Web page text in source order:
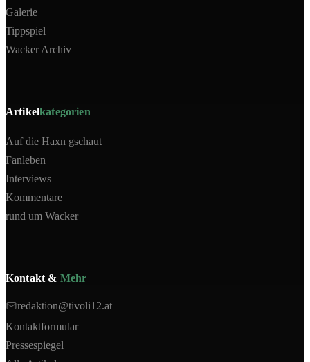
Galerie
Tippspiel
Wacker Archiv
Artikelkategorien
Auf die Haxn gschaut
Fanleben
Interviews
Kommentare
rund um Wacker
Kontakt & Mehr
redaktion@tivoli12.at
Kontaktformular
Pressespiegel